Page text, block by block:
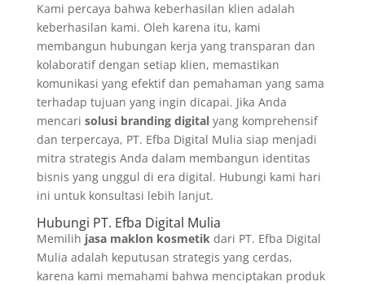
Kami percaya bahwa keberhasilan klien adalah
keberhasilan kami. Oleh karena itu, kami
membangun hubungan kerja yang transparan dan
kolaboratif dengan setiap klien, memastikan
komunikasi yang efektif dan pemahaman yang sama
terhadap tujuan yang ingin dicapai. Jika Anda
mencari solusi branding digitalyang komprehensif
dan terpercaya, PT. Efba Digital Mulia siap menjadi
mitra strategis Anda dalam membangun identitas
bisnis yang unggul di era digital. Hubungi kami hari
ini untuk konsultasi lebih lanjut.
Hubungi PT. Efba Digital Mulia
Memilih jasa maklon kosmetikdari PT. Efba Digital
Mulia adalah keputusan strategis yang cerdas,
karena kami memahami bahwa menciptakan produk